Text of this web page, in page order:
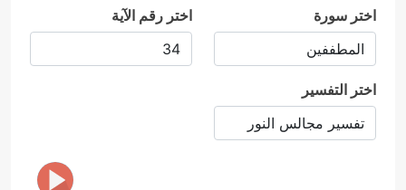
اختر سورة اختر رقم الآية
اختر التفسير